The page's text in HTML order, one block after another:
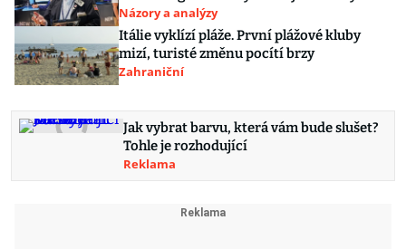
Názory a analýzy
Itálie vyklízí pláže. První plážové kluby
mizí, turisté změnu pocítí brzy
Zahraniční
Jak vybrat barvu, která vám bude slušet?
Tohle je rozhodující
Reklama